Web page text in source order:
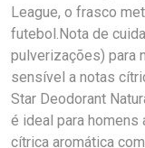
League, o frasco
futebol.Nota de
pulverizações) para
sensível a notas
Star Deodorant
é ideal para homens
cítrica aromática